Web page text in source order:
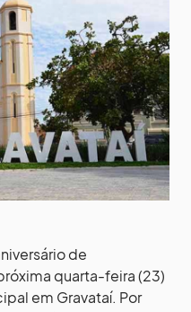
de
quarta-feira (23)
em Gravataí. Por